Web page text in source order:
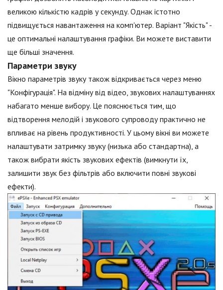
великою кількістю кадрів у секунду. Однак істотно
підвищується навантаження на комп'ютер. Варіант "Якість" -
це оптимальні налаштування графіки. Ви можете виставити
ще більші значення.
Параметри звуку
Вікно параметрів звуку також відкривається через меню
"Конфігурація". На відміну від відео, звукових налаштуваннях
набагато менше вибору. Це пояснюється тим, що
відтворення мелодій і звукового супроводу практично не
впливає на рівень продуктивності. У цьому вікні ви можете
налаштувати затримку звуку (низька або стандартна), а
також вибрати якість звукових ефектів (вимкнути їх,
залишити звук без фільтрів або включити повні звукові
ефекти).